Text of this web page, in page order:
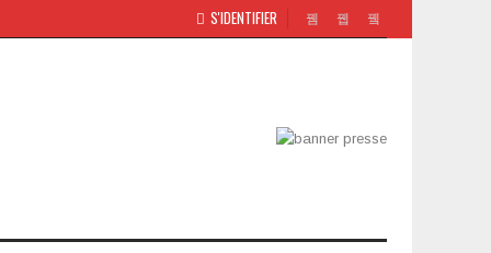
S'IDENTIFIER